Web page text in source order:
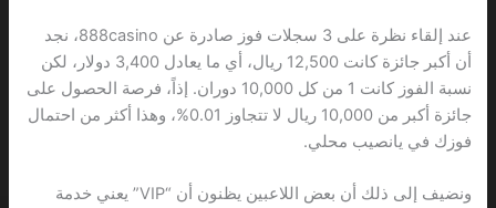
عند إلقاء نظرة على 3 سجلات فوز صادرة عن 888casino، نجد
أن أكبر جائزة كانت 12,500 ريال، أي ما يعادل 3,400 دولار، لكن
نسبة الفوز كانت 1 من كل 10,000 دوران. إذاً، فرصة الحصول على
جائزة أكبر من 10,000 ريال لا تتجاوز 0.01%، وهذا أكثر من احتمال
فوزك في يانصيب محلي.
ونضيف إلى ذلك أن بعض اللاعبين يظنون أن “VIP” يعني خدمة